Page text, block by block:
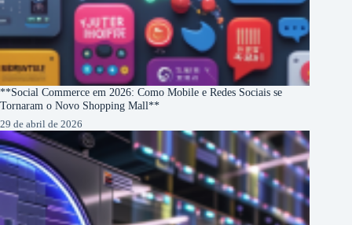
**Social Commerce em 2026: Como Mobile e Redes Sociais se
Tornaram o Novo Shopping Mall**
29 de abril de 2026